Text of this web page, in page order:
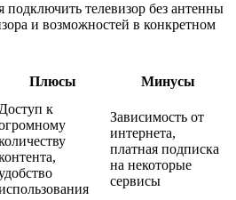
телевизор без антенны
и возможностей в конкретном
Плюсы Минусы
к
Зависимость от
интернета,
платная подписка
на некоторые
сервисы